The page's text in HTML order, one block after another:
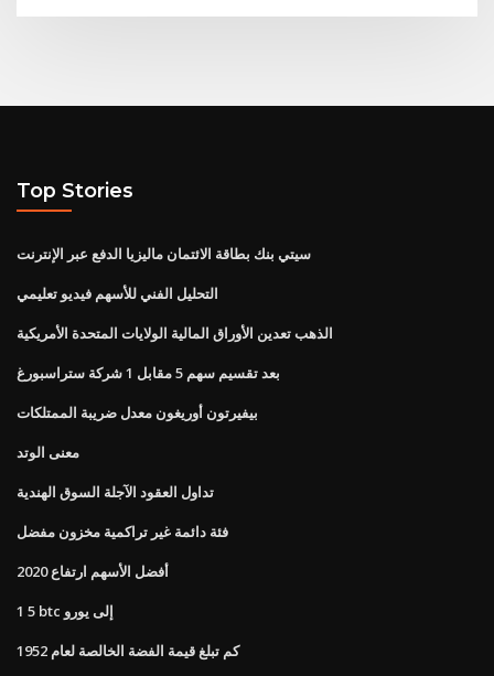
Top Stories
سيتي بنك بطاقة الائتمان ماليزيا الدفع عبر الإنترنت
التحليل الفني للأسهم فيديو تعليمي
الذهب تعدين الأوراق المالية الولايات المتحدة الأمريكية
بعد تقسيم سهم 5 مقابل 1 شركة ستراسبورغ
بيفيرتون أوريغون معدل ضريبة الممتلكات
معنى الوتد
تداول العقود الآجلة السوق الهندية
فئة دائمة غير تراكمية مخزون مفضل
أفضل الأسهم ارتفاع 2020
1 5 btc إلى يورو
كم تبلغ قيمة الفضة الخالصة لعام 1952